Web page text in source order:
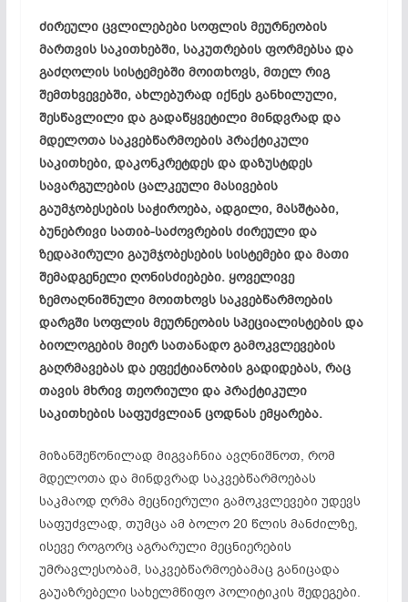
ძირეული ცვლილებები სოფლის მეურნეობის
მართვის საკითხებში, საკუთრების ფორმებსა და
გაძღოლის სისტემებში მოითხოვს, მთელ რიგ
შემთხვევებში, ახლებურად იქნეს განხილული,
შესწავლილი და გადაწყვეტილი მინდვრად და
მდელოთა საკვებწარმოების პრაქტიკული
საკითხები, დაკონკრეტდეს და დაზუსტდეს
სავარგულების ცალკეული მასივების
გაუმჯობესების საჭიროება, ადგილი, მასშტაბი,
ბუნებრივი სათიბ-საძოვრების ძირეული და
ზედაპირული გაუმჯობესების სისტემები და მათი
შემადგენელი ღონისძიებები. ყოველივე
ზემოაღნიშნული მოითხოვს საკვებწარმოების
დარგში სოფლის მეურნეობის სპეციალისტების და
ბიოლოგების მიერ სათანადო გამოკვლევების
გაღრმავებას და ეფექტიანობის გადიდებას, რაც
თავის მხრივ თეორიული და პრაქტიკული
საკითხების საფუძვლიან ცოდნას ემყარება.
მიზანშეწონილად მიგვაჩნია ავღნიშნოთ, რომ
მდელოთა და მინდვრად საკვებწარმოებას
საკმაოდ ღრმა მეცნიერული გამოკვლევები უდევს
საფუძვლად, თუმცა ამ ბოლო 20 წლის მანძილზე,
ისევე როგორც აგრარული მეცნიერების
უმრავლესობამ, საკვებწარმოებამაც განიცადა
გაუაზრებელი სახელმწიფო პოლიტიკის შედეგები.